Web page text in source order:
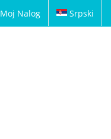
Moj Nalog Srpski